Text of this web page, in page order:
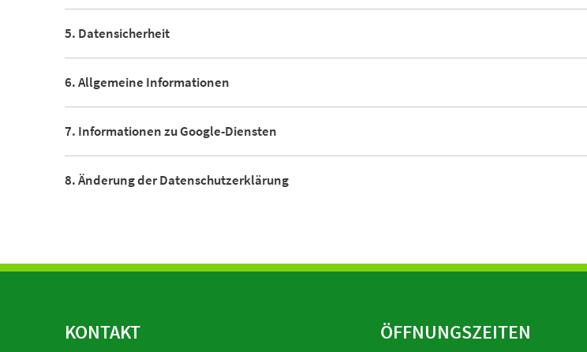
5. Datensicherheit
6. Allgemeine Informationen
7. Informationen zu Google-Diensten
8. Änderung der Datenschutzerklärung
KONTAKT ÖFFNUNGSZEITEN